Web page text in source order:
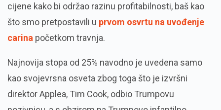
cijene kako bi održao razinu profitabilnosti, baš kao
što smo pretpostavili u prvom osvrtu na uvođenje
carina početkom travnja.
Najnovija stopa od 25% navodno je uvedena samo
kao svojevrsna osveta zbog toga što je izvršni
direktor Applea, Tim Cook, odbio Trumpovu